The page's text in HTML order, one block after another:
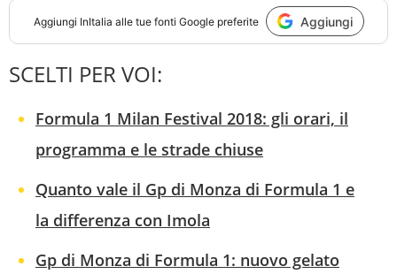
Aggiungi InItalia alle tue fonti Google preferite Aggiungi
SCELTI PER VOI:
Formula 1 Milan Festival 2018: gli orari, il
programma e le strade chiuse
Quanto vale il Gp di Monza di Formula 1 e
la differenza con Imola
Gp di Monza di Formula 1: nuovo gelato